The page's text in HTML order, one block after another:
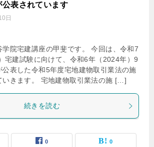
表されています
日
学院宅建講座の甲斐です。 今回は、令和7
宅建試験に向けて、令和6年（2024年）9
公表した令和5年度宅地建物取引業法の施
いきます。 宅地建物取引業法の施 […]
続きを読む
0 0